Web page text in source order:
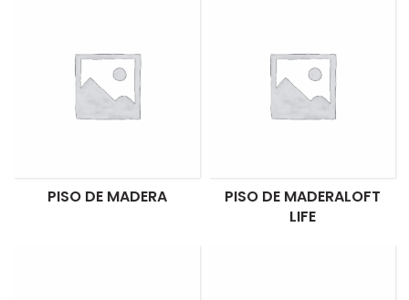
PISO DE MADERA
PISO DE MADERALOFT
LIFE